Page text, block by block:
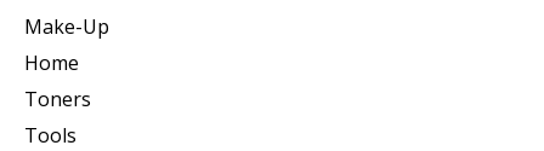
Make-Up
Home
Toners
Tools